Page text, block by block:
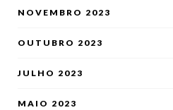
NOVEMBRO 2023
OUTUBRO 2023
JULHO 2023
MAIO 2023